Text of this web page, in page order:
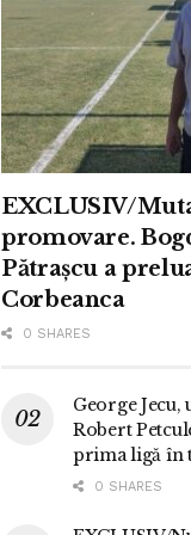
EXCLUSIV/
promovare.
Pătrașcu a
Corbeanca
0 SHARES
George
Robert
prima ligă în
0 SHARES